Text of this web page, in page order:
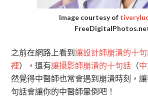
Image courtesy of
之前在網路上看到讓設計師崩潰的十
裡），還有讓攝影師崩潰的十句話 （
然覺得中醫師也常會遇到崩潰時刻，
句話會讓你的中醫師暈倒吧！